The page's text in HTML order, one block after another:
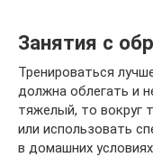
Занятия с
Тренироваться
должна облегать и
тяжелый, то вокруг
или использовать
в домашних